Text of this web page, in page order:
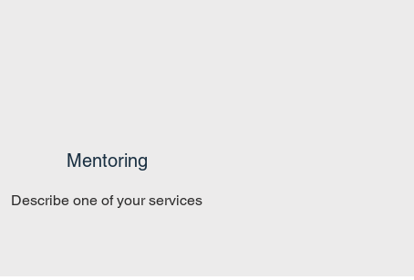
Mentoring
Describe one of your services